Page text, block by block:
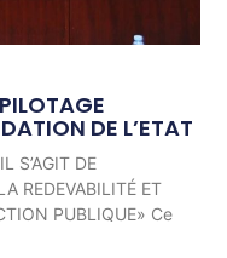
DE L’ETAT
S’AGIT DE
REDEVABILITÉ ET
PUBLIQUE» Ce